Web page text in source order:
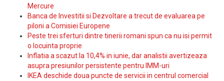
Mercure
Banca de Investitii si Dezvoltare a trecut de evaluarea pe
piloni a Comisiei Europene
Peste trei sferturi dintre tinerii romani spun ca nu isi permit
o locuinta proprie
Inflatia a scazut la 10,4% in iunie, dar analistii avertizeaza
asupra presiunilor persistente pentru IMM-uri
IKEA deschide doua puncte de servicii in centrul comercial